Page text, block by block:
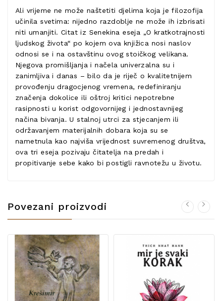
Ali vrijeme ne može naštetiti djelima koja je filozofija
učinila svetima: nijedno razdoblje ne može ih izbrisati
niti umanjiti. Citat iz Senekina eseja „O kratkotrajnosti
ljudskog života“ po kojem ova knjižica nosi naslov
odnosi se i na ostavštinu ovog stoičkog velikana.
Njegova promišljanja i načela univerzalna su i
zanimljiva i danas – bilo da je riječ o kvalitetnijem
provođenju dragocjenog vremena, redefiniranju
značenja dokolice ili oštroj kritici nepotrebne
rasipnosti u korist odgovornijeg i jednostavnijeg
načina bivanja. U stalnoj utrci za stjecanjem ili
održavanjem materijalnih dobara koja su se
nametnula kao najviša vrijednost suvremenog društva,
ova tri eseja pozivaju čitatelja na predah i
propitivanje sebe kako bi postigli ravnotežu u životu.
Povezani proizvodi